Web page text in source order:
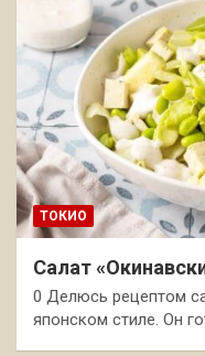
ТОКИО
Салат
0 Делюсь рецептом
японском стиле. Он